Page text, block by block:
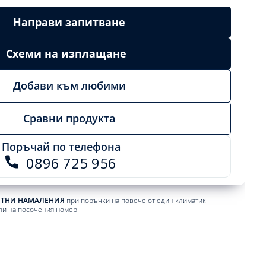
Направи запитване
Схеми на изплащане
Добави към любими
Сравни продукта
Поръчай по телефона
0896 725 956
НАМАЛЕНИЯ при поръчки на повече от един климатик.
на посочения номер.